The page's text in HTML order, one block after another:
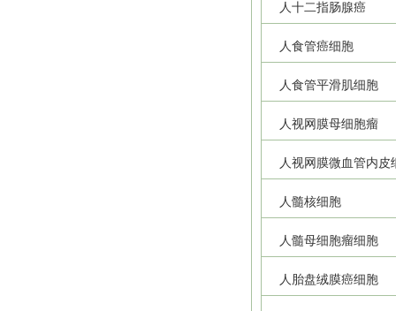
人十二指肠腺癌
人食管癌细胞
人食管平滑肌细胞
人视网膜母细胞瘤
人视网膜微血管内皮
人髓核细胞
人髓母细胞瘤细胞
人胎盘绒膜癌细胞